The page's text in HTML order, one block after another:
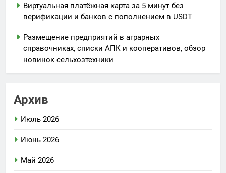
Виртуальная платёжная карта за 5 минут без
верификации и банков с пополнением в USDT
Размещение предприятий в аграрных
справочниках, списки АПК и кооперативов, обзор
новинок сельхозтехники
Архив
Июль 2026
Июнь 2026
Май 2026